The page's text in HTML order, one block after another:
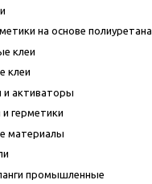
на основе полиуретана
клеи
клеи
активаторы
герметики
материалы
промышленные